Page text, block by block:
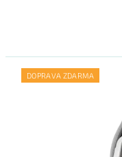
DOPRAVA ZDARMA